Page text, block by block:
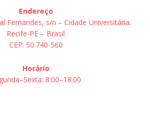
Endereço
Fernandes, s/n – Cidade Universitária.
Recife-PE – Brasil
CEP: 50.740-560
Horário
8:00–18:00